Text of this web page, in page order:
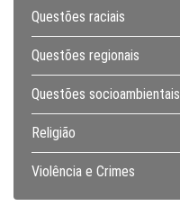
Questões raciais
Questões regionais
Questões socioambientais
Religião
Violência e Crimes